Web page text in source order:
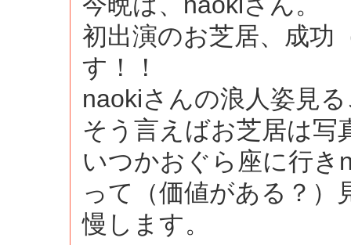
初出演のお芝居、成功
す！！
naokiさんの浪人姿見
そう言えばお芝居は写
いつかおぐら座に行き
って（価値がある？
慢します。